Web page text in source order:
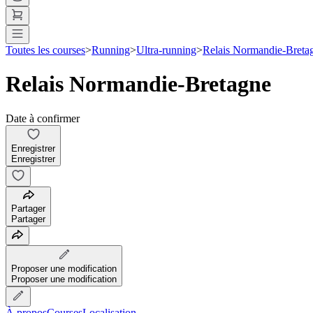
Toutes les courses>Running>Ultra-running>Relais Normandie-
Relais Normandie-Bretagne
Date à confirmer
Enregistrer
Enregistrer
Partager
Partager
Proposer une modification
Proposer une modification